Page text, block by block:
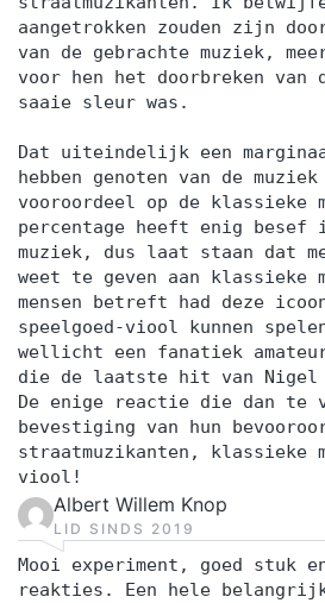
aangetrokken zouden zijn
van de gebrachte muziek,
voor hen het doorbreken van
saaie sleur was.
Dat uiteindelijk een
hebben genoten van de
vooroordeel op de klassieke
percentage heeft enig besef
muziek, dus laat staan dat
weet te geven aan klassieke
mensen betreft had deze
speelgoed-viool kunnen
wellicht een fanatiek
die de laatste hit van Nigel
De enige reactie die dan te
bevestiging van hun
straatmuzikanten, klassieke
viool!
Albert Willem Knop
LID SINDS 2019
Mooi experiment, goed stuk
reakties. Een hele